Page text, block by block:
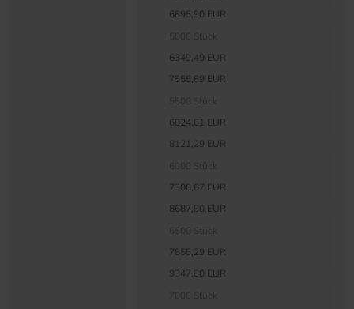
6895,90 EUR
6349,49 EUR
7555,89 EUR
6824,61 EUR
8121,29 EUR
7300,67 EUR
8687,80 EUR
7855,29 EUR
9347,80 EUR